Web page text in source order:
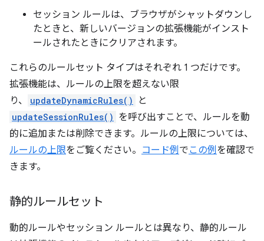
セッション ルールは、ブラウザがシャットダウンし
たときと、新しいバージョンの拡張機能がインスト
ールされたときにクリアされます。
これらのルールセット タイプはそれぞれ 1 つだけです。
拡張機能は、ルールの上限を超えない限
り、
updateDynamicRules() と
updateSessionRules() を呼び出すことで、ルールを動
的に追加または削除できます。ルールの上限については、
ルールの上限をご覧ください。 コード例でこの例を確認で
きます。
静的ルールセット
動的ルールやセッション ルールとは異なり、静的ルール